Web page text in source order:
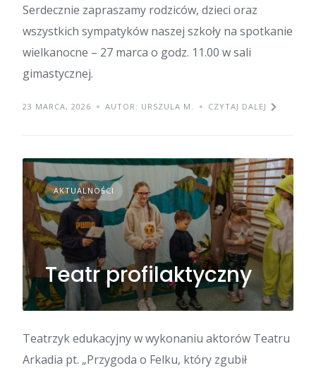
Serdecznie zapraszamy rodziców, dzieci oraz
wszystkich sympatyków naszej szkoły na spotkanie
wielkanocne – 27 marca o godz. 11.00 w sali
gimastycznej.
23 MARCA, 2026 AUTOR: URSZULA M. CZYTAJ DALEJ
AKTUALNOŚCI
Teatr profilaktyczny
Teatrzyk edukacyjny w wykonaniu aktorów Teatru
Arkadia pt. „Przygoda o Felku, który zgubił